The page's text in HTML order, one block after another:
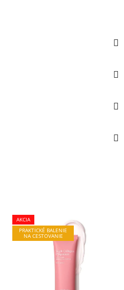
AKCIA
PRAKTICKÉ BALENIE
NA CESTOVANIE